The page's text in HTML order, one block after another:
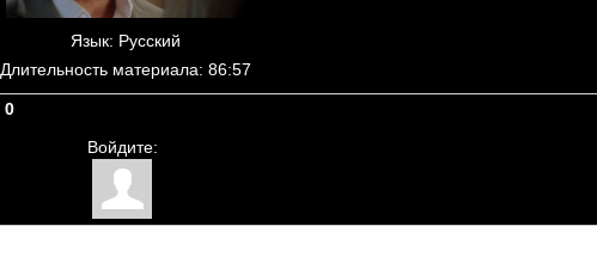
Язык: Русский
Длительность материала: 86:57
0
Войдите: